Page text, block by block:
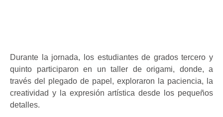
Durante la jornada, los estudiantes de grados tercero y
quinto participaron en un taller de origami, donde, a
través del plegado de papel, exploraron la paciencia, la
creatividad y la expresión artística desde los pequeños
detalles.